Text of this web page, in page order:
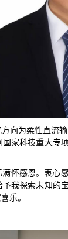
向为柔性直流
家科技重大专
怀感恩。衷心
我探索未知的
乐。